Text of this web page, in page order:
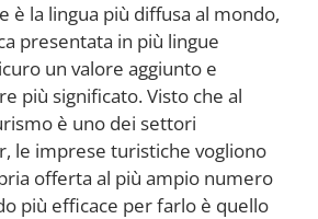
è la lingua più diffusa al mondo,
presentata in più lingue
un valore aggiunto e
più significato. Visto che al
è uno dei settori
le imprese turistiche vogliono
offerta al più ampio numero
più efficace per farlo è quello